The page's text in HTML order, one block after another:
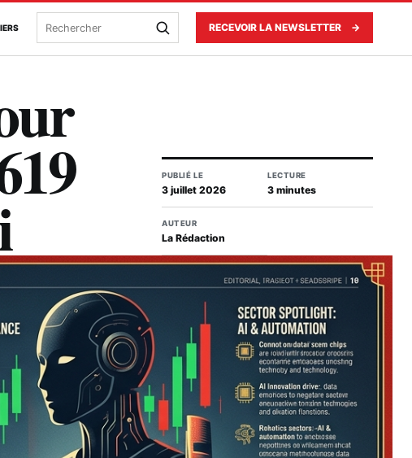
Rechercher RECEVOIR LA NEWSLETTER →
PUBLIÉ LE
3 juillet 2026
LECTURE
3 minutes
AUTEUR
La Rédaction